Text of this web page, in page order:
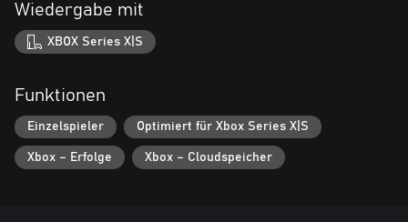
Wiedergabe mit
XBOX Series X|S
Funktionen
Einzelspieler Optimiert für Xbox Series X|S
Xbox – Erfolge Xbox – Cloudspeicher